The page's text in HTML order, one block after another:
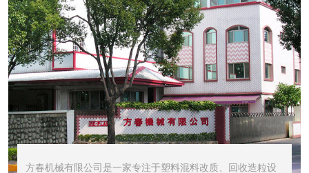
STR1000振动筛... STR600震动筛<...
方春机械有限公司是一家专注于塑料混料改质、回收造粒设